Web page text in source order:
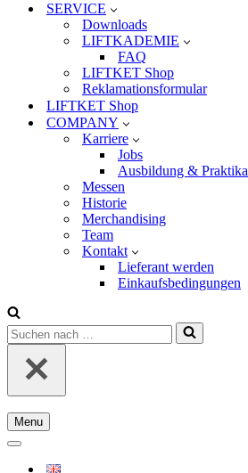
SERVICE
Downloads
LIFTKADEMIE
FAQ
LIFTKET Shop
Reklamationsformular
LIFTKET Shop
COMPANY
Karriere
Jobs
Ausbildung & Praktika
Messen
Historie
Merchandising
Team
Kontakt
Lieferant werden
Einkaufsbedingungen
Suchen
nach …
Menu
Navigationsmenü
Navigationsmenü